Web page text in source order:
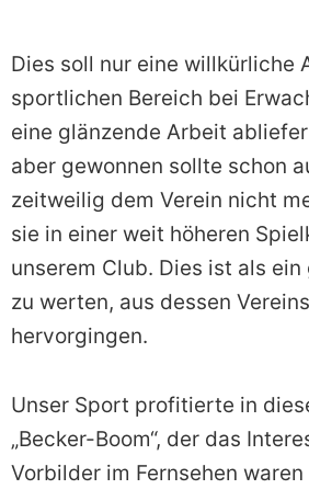
Dies soll nur eine willkürliche
sportlichen Bereich bei
eine glänzende Arbeit
aber gewonnen sollte schon
zeitweilig dem Verein nicht
sie in einer weit höheren
unserem Club. Dies ist als
zu werten, aus dessen
hervorgingen.
Unser Sport profitierte in
„Becker-Boom“, der das
Vorbilder im Fernsehen